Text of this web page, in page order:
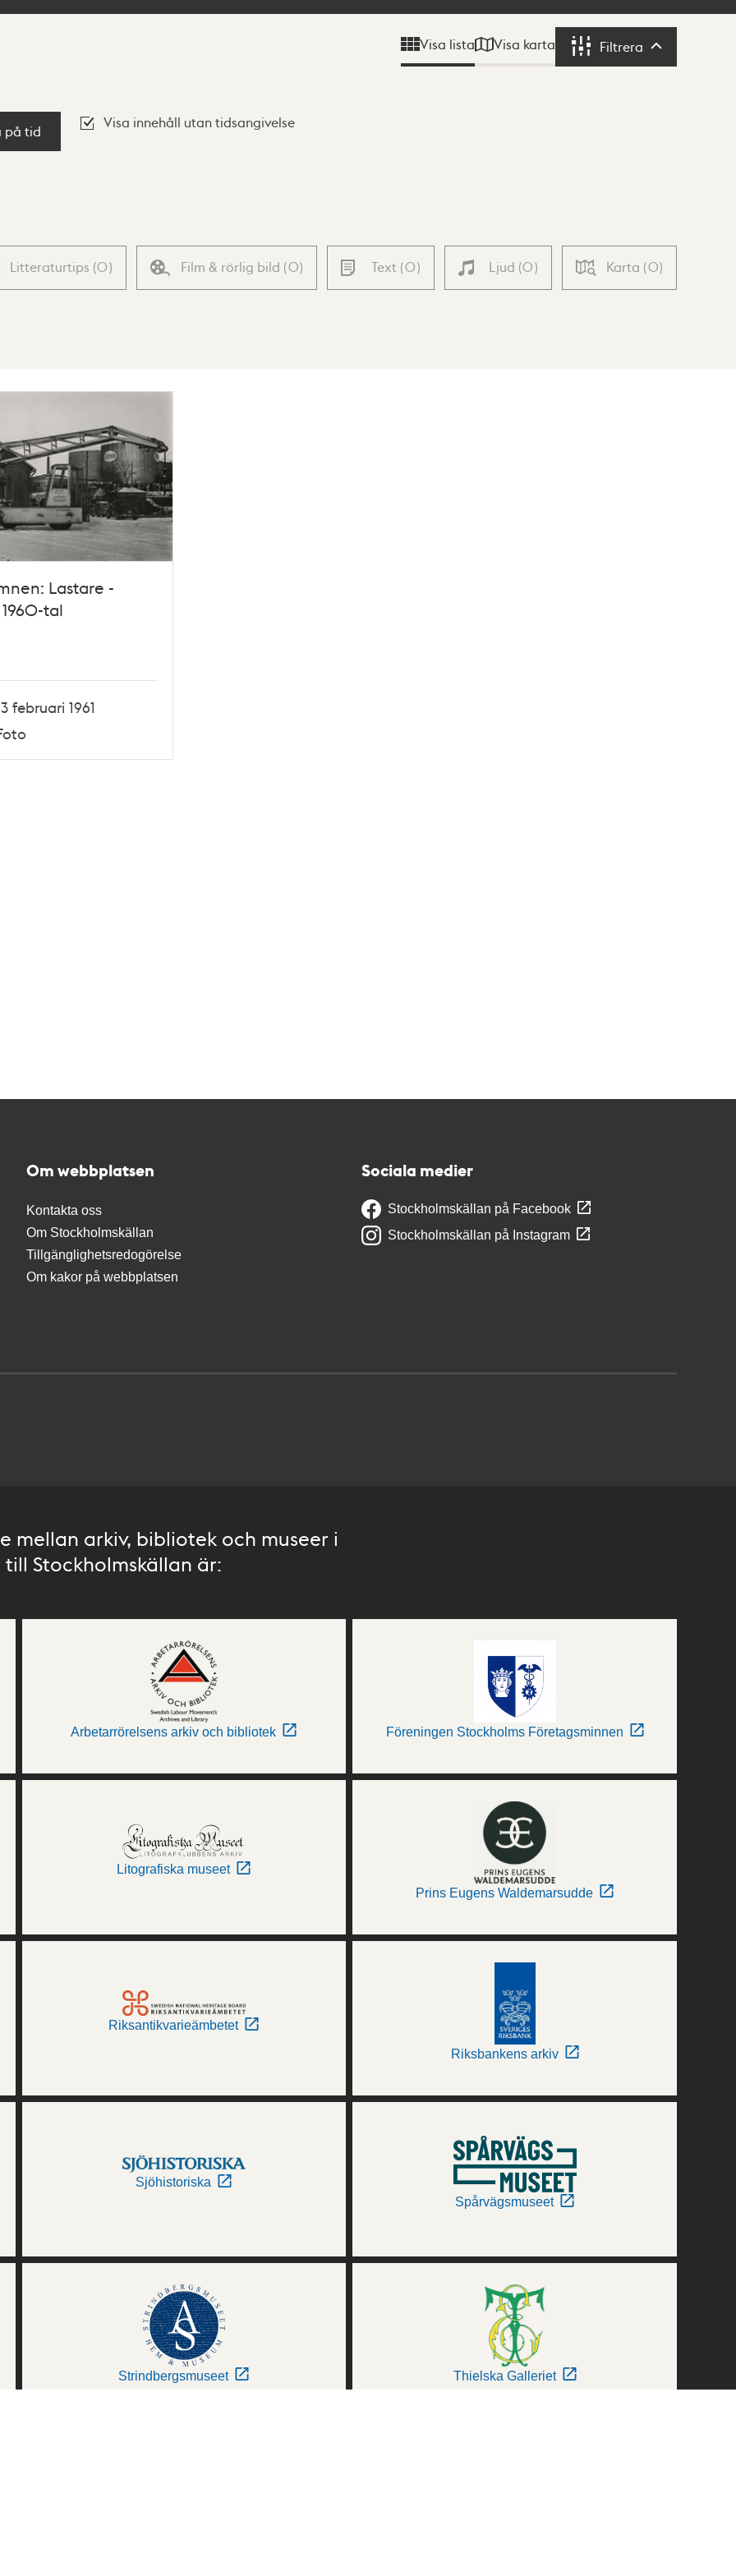
Visa lista Visa karta Filtrera Filtrera
på tid
Visa innehåll utan tidsangivelse
Litteraturtips (0) Film & rörlig bild (0) Text (0) Ljud (0) Karta (0)
Lastare -
tal
februari 1961
Om webbplatsen
Kontakta oss
Om Stockholmskällan
Tillgänglighetsredogörelse
Om kakor på webbplatsen
Sociala medier
Stockholmskällan på Facebook
Stockholmskällan på Instagram
mellan arkiv, bibliotek och museer i
Stockholmskällan är:
Arbetarrörelsens arkiv och bibliotek Föreningen Stockholms Företagsminnen
Litografiska museet
Prins Eugens Waldemarsudde
Riksantikvarieämbetet
Riksbankens arkiv
Sjöhistoriska
Spårvägsmuseet
Strindbergsmuseet Thielska Galleriet